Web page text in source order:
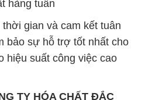
Sodium Benzoate – Mốc Bột
Kalama Food Grade Mỹ Usa